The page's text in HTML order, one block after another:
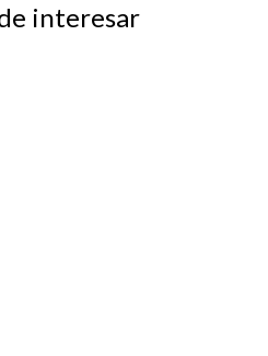
interesar